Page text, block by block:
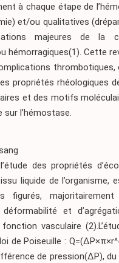
à chaque étape de
et/ou qualitatives
majeures de la
hémorragiques(1). Cette
propriétés rhéologiques
et des motifs
sur l’hémostase.
des propriétés
liquide de l’organisme,
figurés,
et
vasculaire (2)
de Poiseuille :
de pression(ΔP),